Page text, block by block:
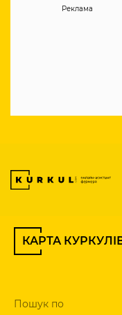
Реклама
КАРТА
Пошук по